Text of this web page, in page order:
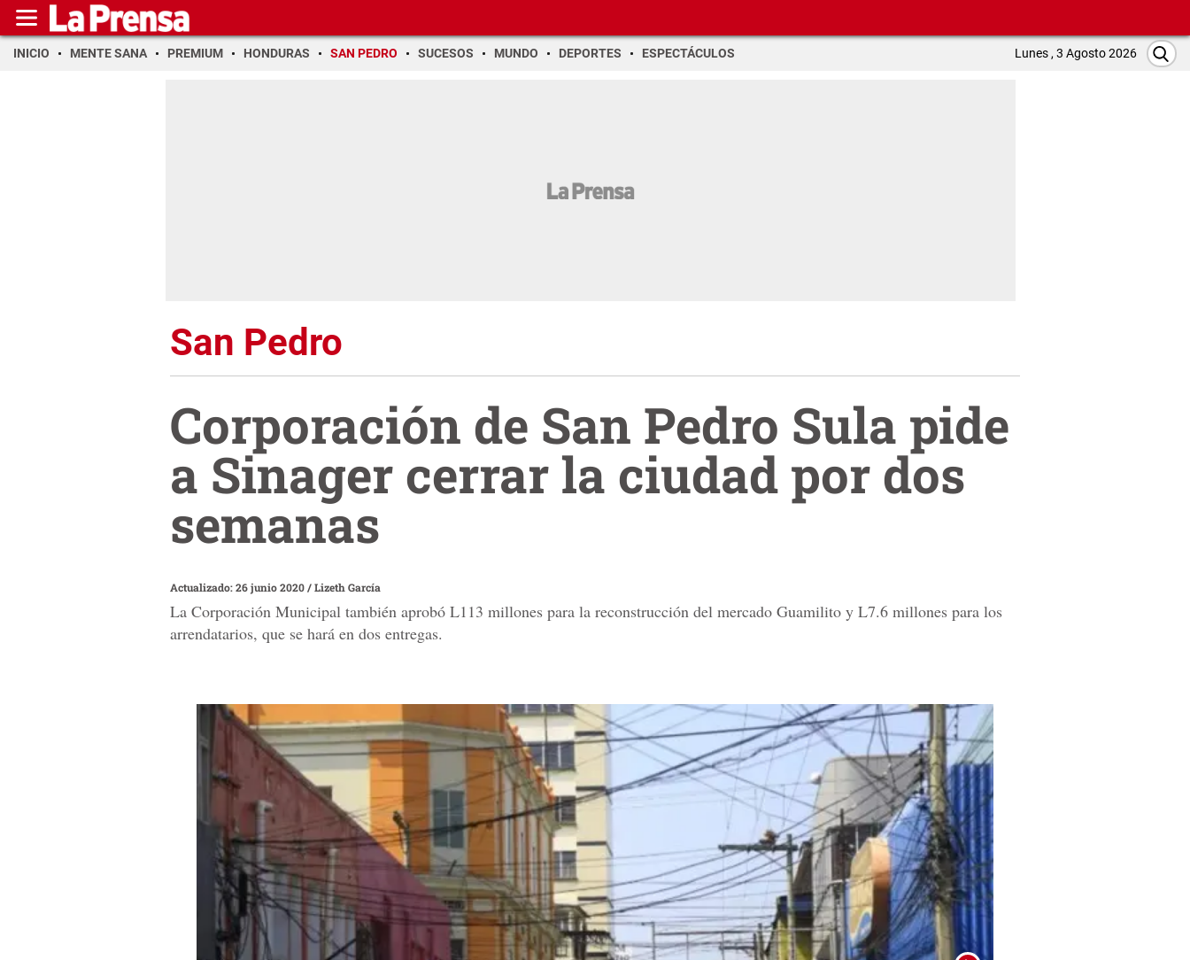
INICIO MENTE SANA PREMIUM HONDURAS SAN PEDRO SUCESOS MUNDO DEPORTES ESPECTÁCULOS Lunes , 3 Agosto 2026
San Pedro
Corporación de San Pedro Sula pide
a Sinager cerrar la ciudad por dos
semanas
Actualizado: 26 junio 2020/Lizeth García
La Corporación Municipal también aprobó L113 millones para la reconstrucción del mercado Guamilito y L7.6 millones para los
arrendatarios, que se hará en dos entregas.